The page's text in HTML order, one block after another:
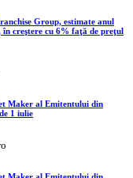
Group, estimate anul
creştere cu 6% faţă de preţul
Maker al Emitentului din
1 iulie